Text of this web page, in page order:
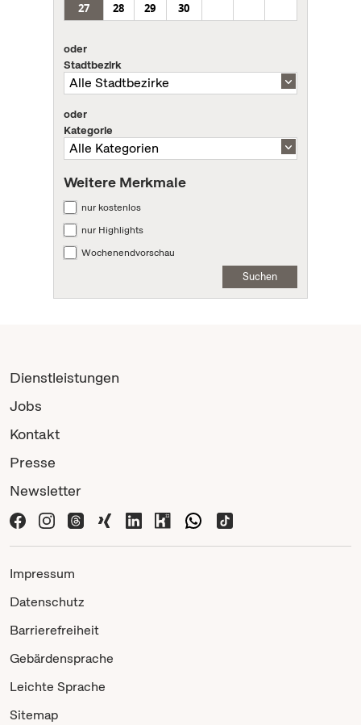
27
28 29 30
oder
Stadtbezirk
oder
Kategorie
Weitere Merkmale
nur kostenlos
nur Highlights
Wochenendvorschau
Suchen
Dienstleistungen
Jobs
Kontakt
Presse
Newsletter
Impressum
Datenschutz
Barrierefreiheit
Gebärdensprache
Leichte Sprache
Sitemap